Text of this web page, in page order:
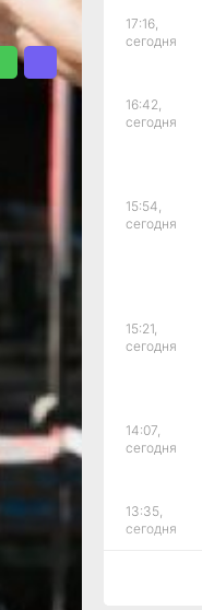
17:16,
сегодня
16:42,
сегодня
15:54,
сегодня
15:21,
сегодня
14:07,
сегодня
13:35,
сегодня